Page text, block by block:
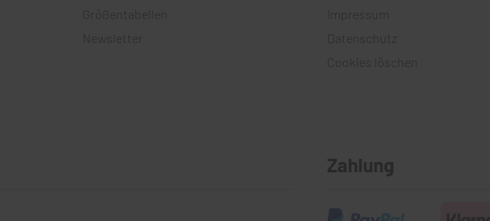
Größentabellen
Newsletter
Impressum
Datenschutz
Cookies löschen
Zahlung